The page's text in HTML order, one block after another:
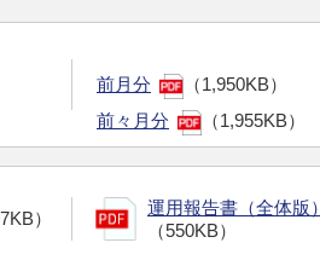
前月分
（1,950KB）
前々月分
（1,955KB）
）
運用報告書（全体版）
（550KB）